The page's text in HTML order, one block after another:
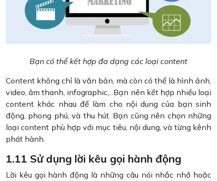
Bạn có thể kết hợp đa dạng các loại content
Content không chỉ là văn bản, mà còn có thể là hình ảnh,
video, âm thanh, infographic,...Bạn nên kết hợp nhiều loại
content khác nhau để làm cho nội dung của bạn sinh
động, phong phú, và thu hút. Bạn cũng nên chọn những
loại content phù hợp với mục tiêu, nội dung, và từng kênh
phát hành.
1.11 Sử dụng lời kêu gọi hành động
Lời kêu gọi hành động là những câu nói nhắc nhở hoặc